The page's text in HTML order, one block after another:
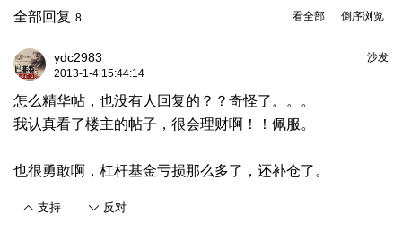
倒序浏览
看全部
全部回复 8
沙发
ydc2983
2013-1-4 15:44:14
怎么精华帖，也没有人回复的？？奇怪了。。。
我认真看了楼主的帖子，很会理财啊！！佩服。
也很勇敢啊，杠杆基金亏损那么多了，还补仓了。
支持 反对